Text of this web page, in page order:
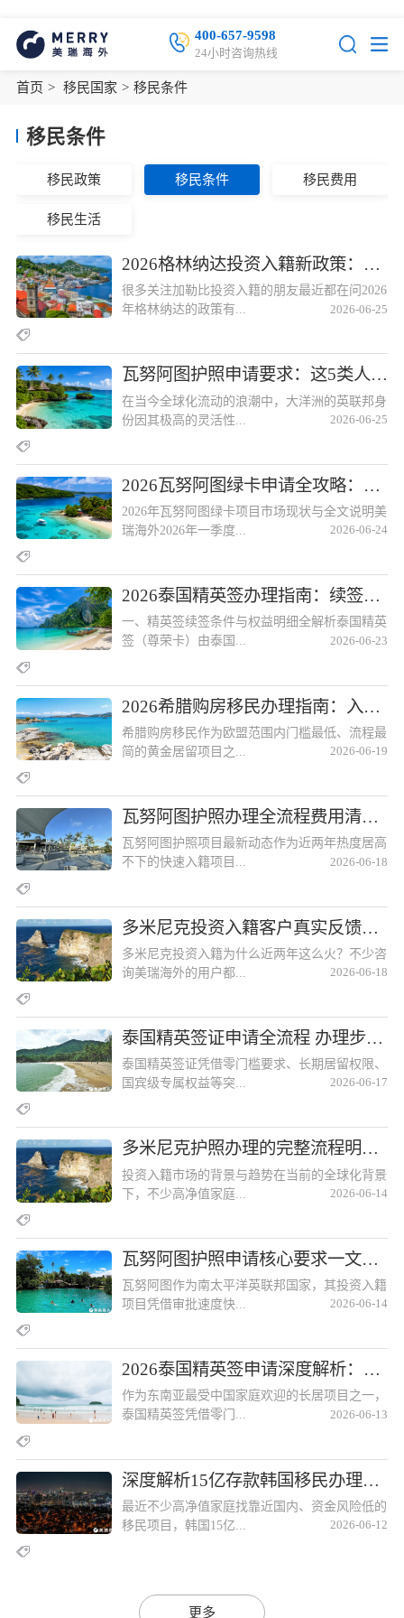
400-657-9598
24小时咨询热线
首页 > 移民国家 > 移民条件
移民条件
移民政策 移民条件 移民费用
移民生活
2026格林纳达投资入籍新政策：5大申请条件汇总2026格林纳达投资入籍新政策：5大申请条件汇总
很多关注加勒比投资入籍的朋友最近都在问2026
年格林纳达的政策有...
2026-06-25
瓦努阿图护照申请要求：这5类人群可快速获批瓦努阿图护照申请要求：这5类人群可快速获批
在当今全球化流动的浪潮中，大洋洲的英联邦身
份因其极高的灵活性...
2026-06-25
2026瓦努阿图绿卡申请全攻略：福利说明、材料审核与下签技巧2026瓦努阿图绿卡申请全攻略：福利说明、材料审核与下签技巧
2026年瓦努阿图绿卡项目市场现状与全文说明美
瑞海外2026年一季度...
2026-06-24
2026泰国精英签办理指南：续签条件、权益明细与材料准备2026泰国精英签办理指南：续签条件、权益明细与材料准备
一、精英签续签条件与权益明细全解析泰国精英
签（尊荣卡）由泰国...
2026-06-23
2026希腊购房移民办理指南：入籍要求、投资风险与房源甄别2026希腊购房移民办理指南：入籍要求、投资风险与房源甄别
希腊购房移民作为欧盟范围内门槛最低、流程最
简的黄金居留项目之...
2026-06-19
瓦努阿图护照办理全流程费用清单公开瓦努阿图护照办理全流程费用清单公开
瓦努阿图护照项目最新动态作为近两年热度居高
不下的快速入籍项目...
2026-06-18
多米尼克投资入籍客户真实反馈，口碑好的机构求推荐多米尼克投资入籍客户真实反馈，口碑好的机构求推荐
多米尼克投资入籍为什么近两年这么火？不少咨
询美瑞海外的用户都...
2026-06-18
泰国精英签证申请全流程 办理步骤及材料清单汇总泰国精英签证申请全流程 办理步骤及材料清单汇总
泰国精英签证凭借零门槛要求、长期居留权限、
国宾级专属权益等突...
2026-06-17
多米尼克护照办理的完整流程明细多米尼克护照办理的完整流程明细
投资入籍市场的背景与趋势在当前的全球化背景
下，不少高净值家庭...
2026-06-14
瓦努阿图护照申请核心要求一文讲清瓦努阿图护照申请核心要求一文讲清
瓦努阿图作为南太平洋英联邦国家，其投资入籍
项目凭借审批速度快...
2026-06-14
2026泰国精英签申请深度解析：费用明细、获批技巧与福利说明2026泰国精英签申请深度解析：费用明细、获批技巧与福利说明
作为东南亚最受中国家庭欢迎的长居项目之一，
泰国精英签凭借零门...
2026-06-13
深度解析15亿存款韩国移民办理流程深度解析15亿存款韩国移民办理流程
最近不少高净值家庭找靠近国内、资金风险低的
移民项目，韩国15亿...
2026-06-12
更多